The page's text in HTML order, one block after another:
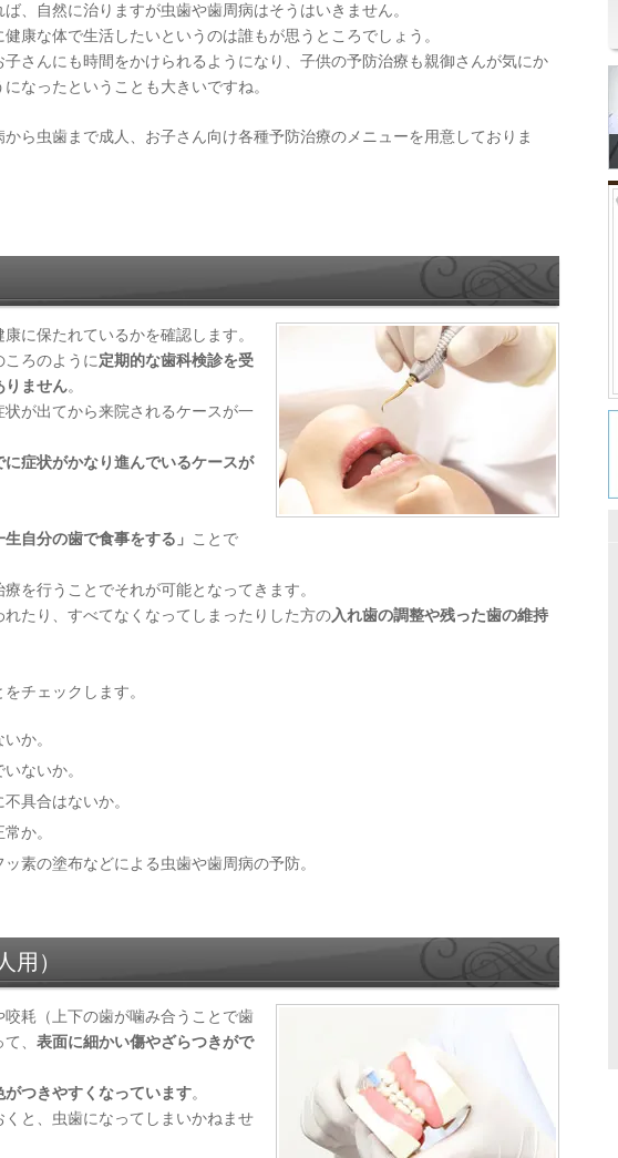
、自然に治りますが虫歯や歯周病はそうはいきません。
康な体で生活したいというのは誰もが思うところでしょう。
子さんにも時間をかけられるようになり、子供の予防治療も親御さんが気にか
なったということも大きいですね。
ら虫歯まで成人、お子さん向け各種予防治療のメニューを用意しておりま
に保たれているかを確認します。
ろのように定期的な歯科検診を受
りません。
が出てから来院されるケースが一
に症状がかなり進んでいるケースが
生自分の歯で食事をする」 ことで
を行うことでそれが可能となってきます。
れたり、すべてなくなってしまったりした方の入れ歯の調整や残った歯の維持
チェックします。
か。
ないか。
具合はないか。
か。
素の塗布などによる虫歯や歯周病の予防。
用）
耗（上下の歯が噛み合うことで歯
、 表面に細かい傷やざらつきがで
がつきやすくなっています。
と、虫歯になってしまいかねませ